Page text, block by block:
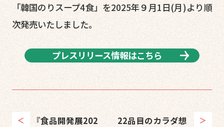
「韓国のりスープ4食」を2025年９月1日(月)より順
次発売いたしました。
プレスリリース情報はこちら
『食品開発展202
22品目のカラダ想